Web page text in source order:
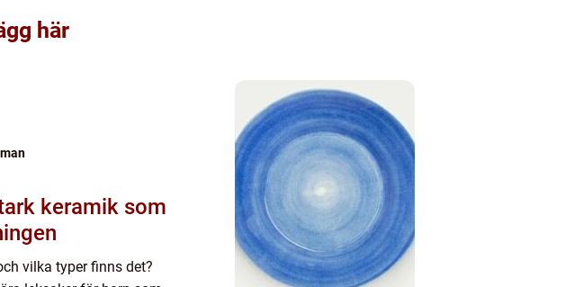
här
keramik som
vilka typer finns det?